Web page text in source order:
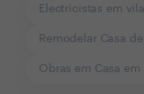
Electricistas em
Remodelar Casa
Obras em Casa